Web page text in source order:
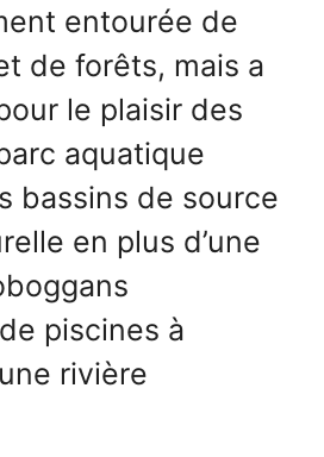
entourée de
de forêts, mais a
le plaisir des
aquatique
bassins de source
en plus d’une
piscines à
rivière